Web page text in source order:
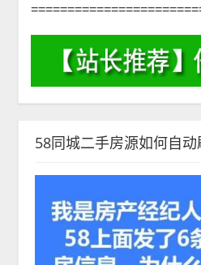
58同城二手房源如何自